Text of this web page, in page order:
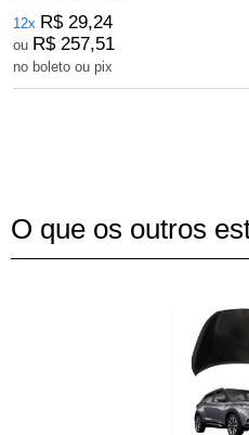
12x R$ 29,24
ou R$ 257,51
no boleto ou pix
O que os outros